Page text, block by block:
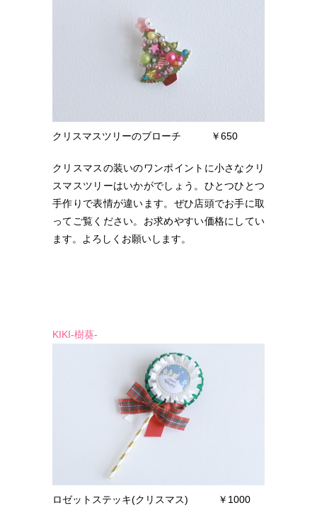
クリスマスツリーのブローチ ￥650
クリスマスの装いのワンポイントに小さなクリ
スマスツリーはいかがでしょう。ひとつひとつ
手作りで表情が違います。ぜひ店頭でお手に取
ってご覧ください。お求めやすい価格にしてい
ます。よろしくお願いします。
KIKI-樹葵-
ロゼットステッキ(クリスマス) ￥1000